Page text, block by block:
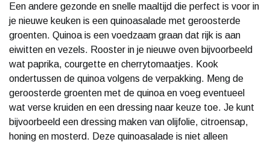
Een andere gezonde en snelle maaltijd die perfect is voor in
je nieuwe keuken is een quinoasalade met geroosterde
groenten. Quinoa is een voedzaam graan dat rijk is aan
eiwitten en vezels. Rooster in je nieuwe oven bijvoorbeeld
wat paprika, courgette en cherrytomaatjes. Kook
ondertussen de quinoa volgens de verpakking. Meng de
geroosterde groenten met de quinoa en voeg eventueel
wat verse kruiden en een dressing naar keuze toe. Je kunt
bijvoorbeeld een dressing maken van olijfolie, citroensap,
honing en mosterd. Deze quinoasalade is niet alleen